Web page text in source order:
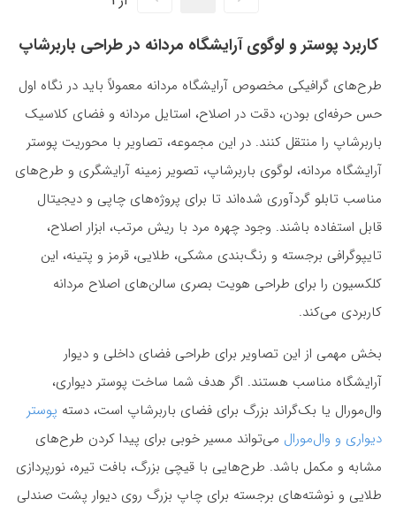
کاربرد پوستر و لوگوی آرایشگاه مردانه در طراحی باربرشاپ
طرح‌های گرافیکی مخصوص آرایشگاه مردانه معمولاً باید در نگاه اول
حس حرفه‌ای بودن، دقت در اصلاح، استایل مردانه و فضای کلاسیک
باربرشاپ را منتقل کنند. در این مجموعه، تصاویر با محوریت پوستر
آرایشگاه مردانه، لوگوی باربرشاپ، تصویر زمینه آرایشگری و طرح‌های
مناسب تابلو گردآوری شده‌اند تا برای پروژه‌های چاپی و دیجیتال
قابل استفاده باشند. وجود چهره مرد با ریش مرتب، ابزار اصلاح،
تایپوگرافی برجسته و رنگ‌بندی مشکی، طلایی، قرمز و پتینه، این
کلکسیون را برای طراحی هویت بصری سالن‌های اصلاح مردانه
کاربردی می‌کند.
بخش مهمی از این تصاویر برای طراحی فضای داخلی و دیوار
آرایشگاه مناسب هستند. اگر هدف شما ساخت پوستر دیواری،
وال‌مورال یا بک‌گراند بزرگ برای فضای باربرشاپ است، دسته پوستر
دیواری و وال‌مورال می‌تواند مسیر خوبی برای پیدا کردن طرح‌های
مشابه و مکمل باشد. طرح‌هایی با قیچی بزرگ، بافت تیره، نورپردازی
طلایی و نوشته‌های برجسته برای چاپ بزرگ روی دیوار پشت صندلی